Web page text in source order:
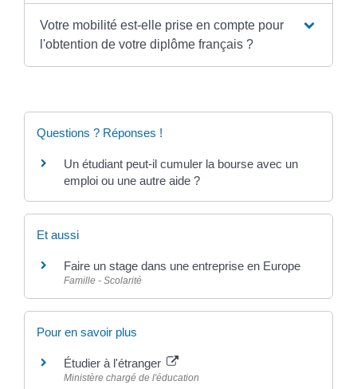
Votre mobilité est-elle prise en compte pour
l'obtention de votre diplôme français ?
Questions ? Réponses !
Un étudiant peut-il cumuler la bourse avec un
emploi ou une autre aide ?
Et aussi
Faire un stage dans une entreprise en Europe
Famille - Scolarité
Pour en savoir plus
Étudier à l'étranger
Ministère chargé de l'éducation